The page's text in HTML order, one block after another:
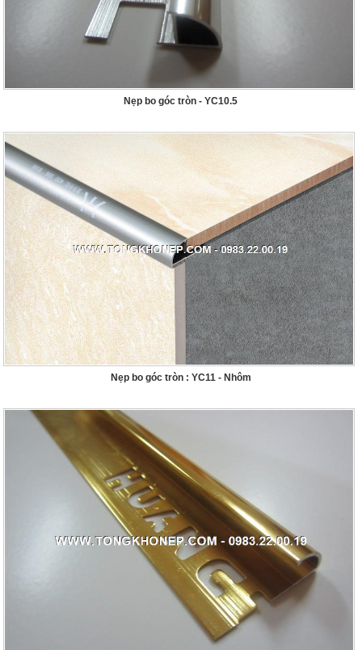
Nẹp bo góc tròn - YC10.5
Nẹp bo góc tròn : YC11 - Nhôm